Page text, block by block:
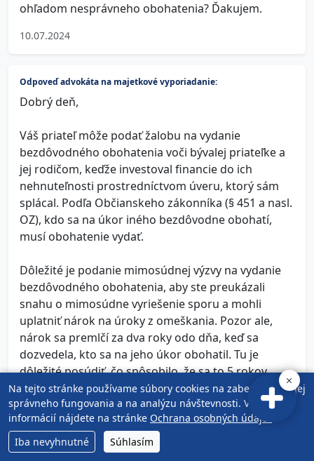
ohľadom nesprávneho obohatenia? Ďakujem.
10.07.2024
Odpoveď advokáta na majetkové vyporiadanie:
Dobrý deň,
Váš priateľ môže podať žalobu na vydanie
bezdôvodného obohatenia voči bývalej priateľke a
jej rodičom, keďže investoval financie do ich
nehnuteľnosti prostredníctvom úveru, ktorý sám
splácal. Podľa Občianskeho zákonníka (§ 451 a nasl.
OZ), kdo sa na úkor iného bezdôvodne obohatí,
musí obohatenie vydať.
Dôležité je podanie mimosúdnej výzvy na vydanie
bezdôvodného obohatenia, aby ste preukázali
snahu o mimosúdne vyriešenie sporu a mohli
uplatniť nárok na úroky z omeškania. Pozor ale,
nárok sa premlčí za dva roky odo dňa, keď sa
dozvedela, kto sa na jeho úkor obohatil. Tu je
dôležité posúdiť, čo spôsobilo, že sa to 5 rokov
neriešilo.
Čo sa týka prepisu úveru na Vašu spoločnú
chalupu, vlastníci nehnuteľnosti musia súhlasiť s
takýmto krokom.
Na tejto stránke používame súbory cookies na zabezpečenie jej
správneho fungovania a na analýzu návštevnosti. Viac
informácií nájdete na stránke Ochrana osobných údajov
Iba nevyhnutné
Súhlasím